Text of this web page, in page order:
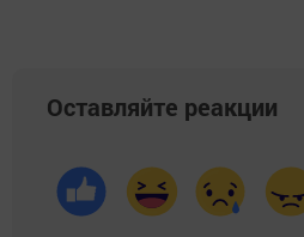
Оставляйте реакции